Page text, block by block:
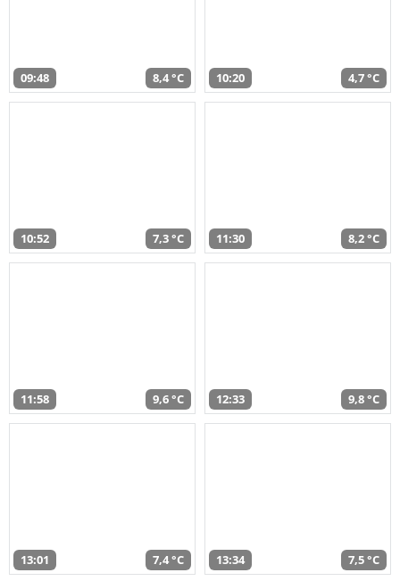
09:48 8,4 °C 10:20 4,7 °C
10:52 7,3 °C 11:30 8,2 °C
11:58 9,6 °C 12:33 9,8 °C
13:01 7,4 °C 13:34 7,5 °C